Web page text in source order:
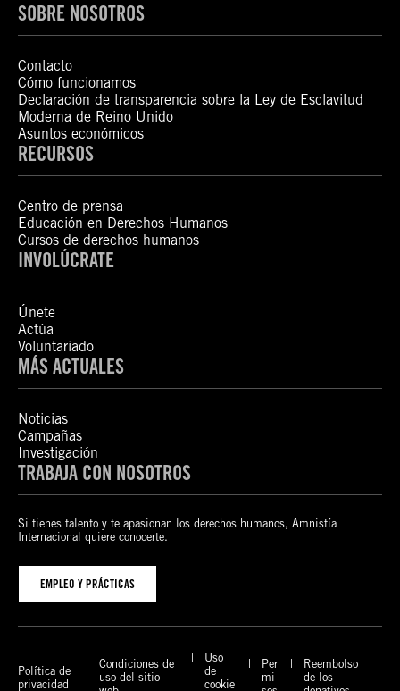
SOBRE NOSOTROS
Contacto
Cómo funcionamos
Declaración de transparencia sobre la Ley de Esclavitud
Moderna de Reino Unido
Asuntos económicos
RECURSOS
Centro de prensa
Educación en Derechos Humanos
Cursos de derechos humanos
INVOLÚCRATE
Únete
Actúa
Voluntariado
MÁS ACTUALES
Noticias
Campañas
Investigación
TRABAJA CON NOSOTROS
Si tienes talento y te apasionan los derechos humanos, Amnistía
Internacional quiere conocerte.
EMPLEO Y PRÁCTICAS
Política de
privacidad
Condiciones de
uso del sitio
Uso
de
cookie
Per
mi
Reembolso
de los